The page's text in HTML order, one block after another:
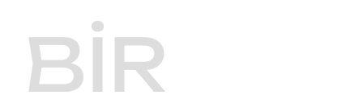
BIR